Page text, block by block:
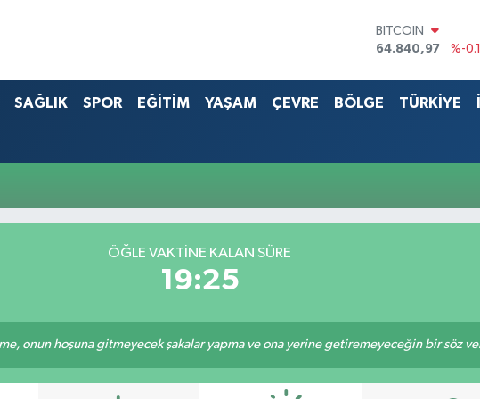
BITCOIN
64.840,97
%-
EURO
BİST100
SAĞLIK SPOR EĞİTİM YAŞAM ÇEVRE BÖLGE TÜRKİYE
ÖĞLE VAKTİNE KALAN SÜRE
19:25
onun hoşuna gitmeyecek şakalar yapma ve ona yerine getiremeyeceğin bir söz